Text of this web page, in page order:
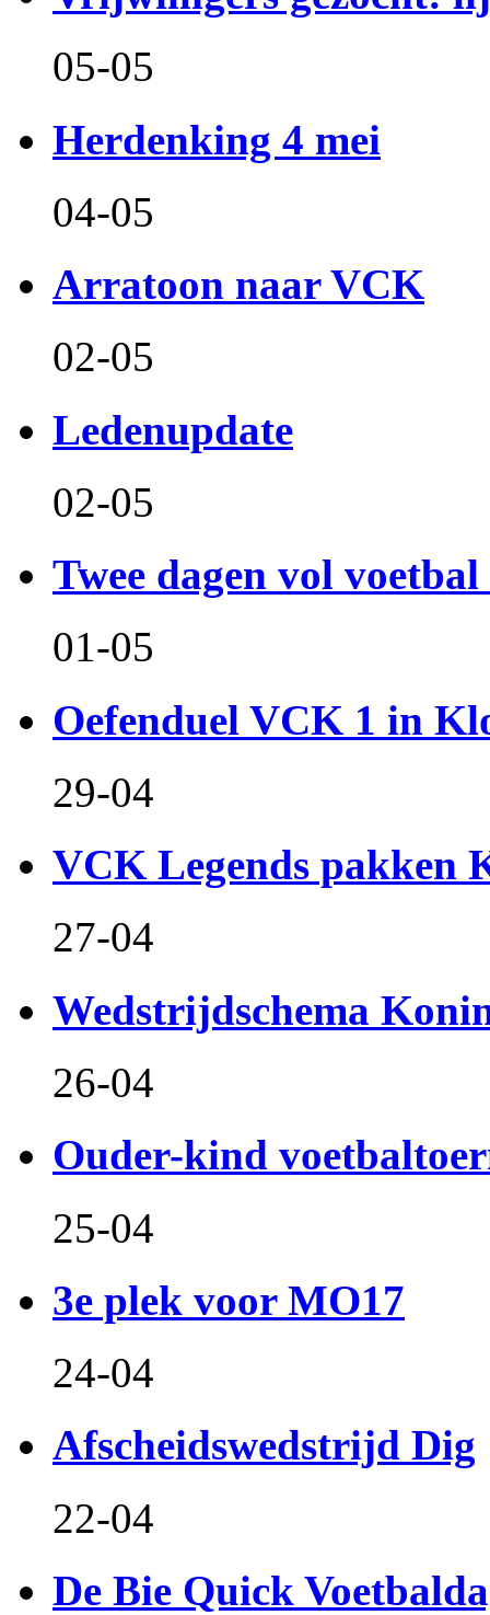
05-05
Herdenking 4 mei
04-05
Arratoon naar VCK
02-05
Ledenupdate
02-05
Twee dagen vol
01-05
Oefenduel VCK 1 in
29-04
VCK Legends pakken
27-04
Wedstrijdschema
26-04
Ouder-kind
25-04
3e plek voor MO17
24-04
Afscheidswedstrijd Dig
22-04
De Bie Quick